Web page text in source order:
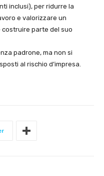
inclusi), per ridurre la
e valorizzare un
costruire parte del suo
padrone, ma non si
al rischio d’impresa.